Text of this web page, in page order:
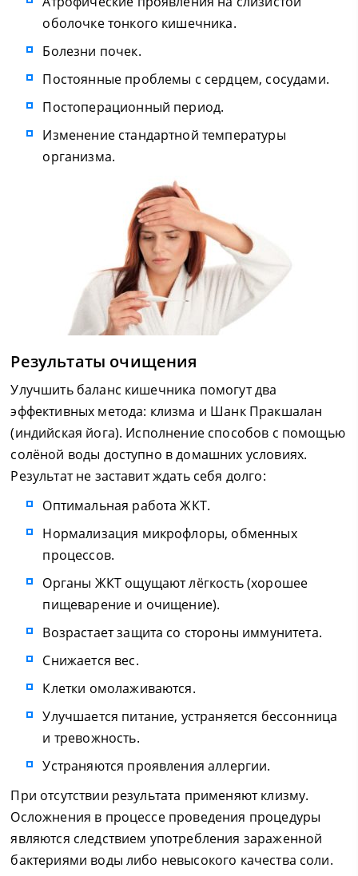
оболочке тонкого кишечника.
Болезни почек.
Постоянные проблемы с сердцем, сосудами.
Постоперационный период.
Изменение стандартной температуры
организма.
Результаты очищения
Улучшить баланс кишечника помогут два
эффективных метода: клизма и Шанк Пракшалан
(индийская йога). Исполнение способов с помощью
солёной воды доступно в домашних условиях.
Результат не заставит ждать себя долго:
Оптимальная работа ЖКТ.
Нормализация микрофлоры, обменных
процессов.
Органы ЖКТ ощущают лёгкость (хорошее
пищеварение и очищение).
Возрастает защита со стороны иммунитета.
Снижается вес.
Клетки омолаживаются.
Улучшается питание, устраняется бессонница
и тревожность.
Устраняются проявления аллергии.
При отсутствии результата применяют клизму.
Осложнения в процессе проведения процедуры
являются следствием употребления зараженной
бактериями воды либо невысокого качества соли.